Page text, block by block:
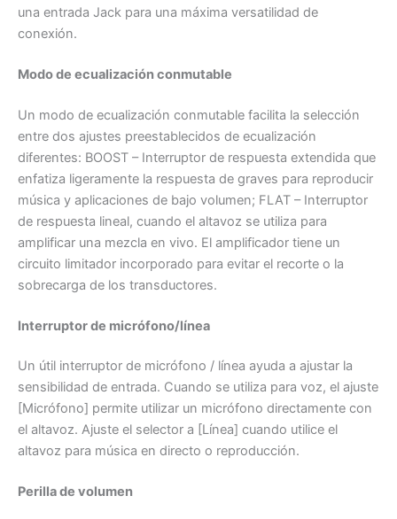
una entrada Jack para una máxima versatilidad de
conexión.
Modo de ecualización conmutable
Un modo de ecualización conmutable facilita la selección
entre dos ajustes preestablecidos de ecualización
diferentes: BOOST – Interruptor de respuesta extendida que
enfatiza ligeramente la respuesta de graves para reproducir
música y aplicaciones de bajo volumen; FLAT – Interruptor
de respuesta lineal, cuando el altavoz se utiliza para
amplificar una mezcla en vivo. El amplificador tiene un
circuito limitador incorporado para evitar el recorte o la
sobrecarga de los transductores.
Interruptor de micrófono/línea
Un útil interruptor de micrófono / línea ayuda a ajustar la
sensibilidad de entrada. Cuando se utiliza para voz, el ajuste
[Micrófono] permite utilizar un micrófono directamente con
el altavoz. Ajuste el selector a [Línea] cuando utilice el
altavoz para música en directo o reproducción.
Perilla de volumen